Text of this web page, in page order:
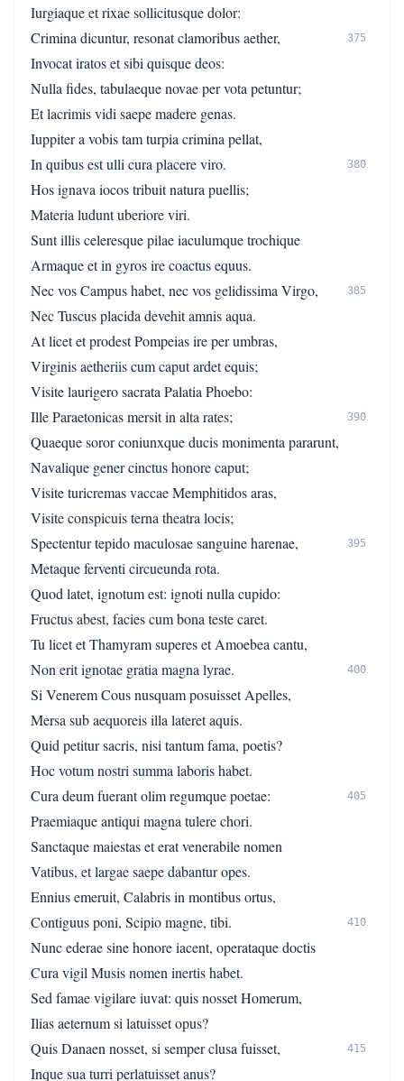
Iurgiaque et rixae sollicitusque dolor:
Crimina dicuntur, resonat clamoribus aether,
375
Invocat iratos et sibi quisque deos:
Nulla fides, tabulaeque novae per vota petuntur;
Et lacrimis vidi saepe madere genas.
Iuppiter a vobis tam turpia crimina pellat,
In quibus est ulli cura placere viro.
380
Hos ignava iocos tribuit natura puellis;
Materia ludunt uberiore viri.
Sunt illis celeresque pilae iaculumque trochique
Armaque et in gyros ire coactus equus.
Nec vos Campus habet, nec vos gelidissima Virgo,
385
Nec Tuscus placida devehit amnis aqua.
At licet et prodest Pompeias ire per umbras,
Virginis aetheriis cum caput ardet equis;
Visite laurigero sacrata Palatia Phoebo:
Ille Paraetonicas mersit in alta rates;
390
Quaeque soror coniunxque ducis monimenta pararunt,
Navalique gener cinctus honore caput;
Visite turicremas vaccae Memphitidos aras,
Visite conspicuis terna theatra locis;
Spectentur tepido maculosae sanguine harenae,
395
Metaque ferventi circueunda rota.
Quod latet, ignotum est: ignoti nulla cupido:
Fructus abest, facies cum bona teste caret.
Tu licet et Thamyram superes et Amoebea cantu,
Non erit ignotae gratia magna lyrae.
400
Si Venerem Cous nusquam posuisset Apelles,
Mersa sub aequoreis illa lateret aquis.
Quid petitur sacris, nisi tantum fama, poetis?
Hoc votum nostri summa laboris habet.
Cura deum fuerant olim regumque poetae:
405
Praemiaque antiqui magna tulere chori.
Sanctaque maiestas et erat venerabile nomen
Vatibus, et largae saepe dabantur opes.
Ennius emeruit, Calabris in montibus ortus,
Contiguus poni, Scipio magne, tibi.
410
Nunc ederae sine honore iacent, operataque doctis
Cura vigil Musis nomen inertis habet.
Sed famae vigilare iuvat: quis nosset Homerum,
Ilias aeternum si latuisset opus?
Quis Danaen nosset, si semper clusa fuisset,
415
Inque sua turri perlatuisset anus?